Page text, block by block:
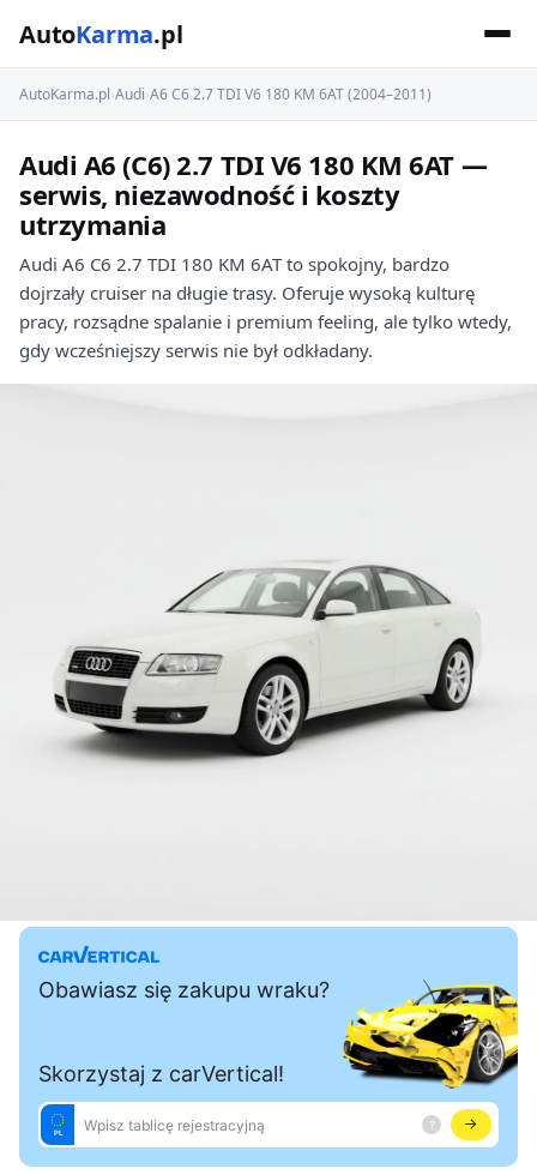
AutoKarma.pl
AutoKarma.pl›Audi›A6 C6 2.7 TDI V6 180 KM 6AT (2004–2011)
Audi A6 (C6) 2.7 TDI V6 180 KM 6AT —
serwis, niezawodność i koszty
utrzymania
Audi A6 C6 2.7 TDI 180 KM 6AT to spokojny, bardzo
dojrzały cruiser na długie trasy. Oferuje wysoką kulturę
pracy, rozsądne spalanie i premium feeling, ale tylko wtedy,
gdy wcześniejszy serwis nie był odkładany.